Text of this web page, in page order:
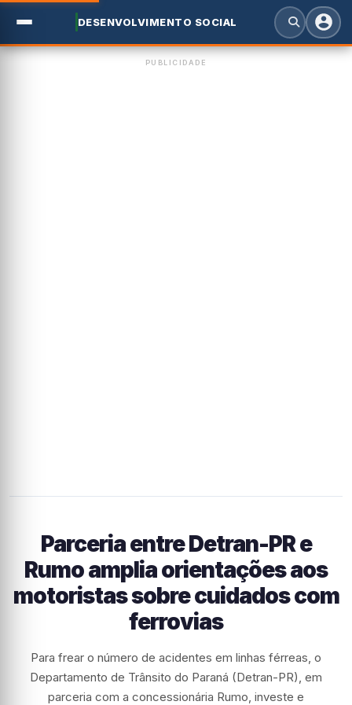
DESENVOLVIMENTO SOCIAL
PUBLICIDADE
Parceria entre Detran-PR e
Rumo amplia orientações aos
motoristas sobre cuidados com
ferrovias
Para frear o número de acidentes em linhas férreas, o
Departamento de Trânsito do Paraná (Detran-PR), em
parceria com a concessionária Rumo, investe e